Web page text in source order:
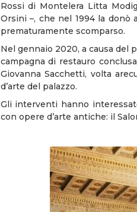
Rossi di Montelera Litta
Orsini –, che nel 1994 la donò
prematuramente scomparso.
Nel gennaio 2020, a causa del
campagna di restauro
Giovanna Sacchetti, volta
d’arte del palazzo.
Gli interventi hanno
con opere d’arte antiche: il